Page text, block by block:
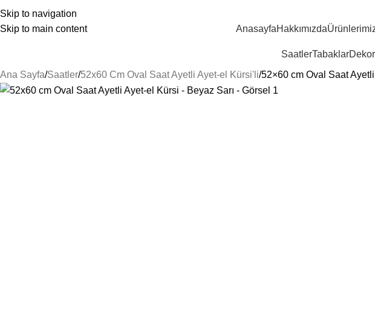
Skip to navigation
Skip to main content
AnasayfaHakkımızda
SaatlerTabaklar
Ana Sayfa Saatler 52x60 Cm Oval Saat Ayetli Ayet-el Kürsi'li 52×60 cm Oval Saat